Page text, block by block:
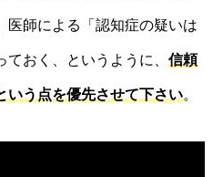
医師による「認知症の疑いは
おく、というように、 信頼
いう点を優先させて下さい。